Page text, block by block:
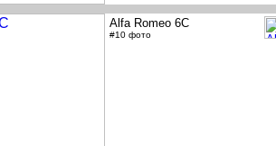
Alfa Romeo 6C
#10 фото